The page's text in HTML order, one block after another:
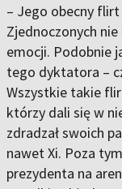
– Jego obecny
Zjednoczonych
emocji. Podobnie
tego dyktatora –
Wszystkie takie
którzy dali się w
zdradzał swoich
nawet Xi. Poza
prezydenta na